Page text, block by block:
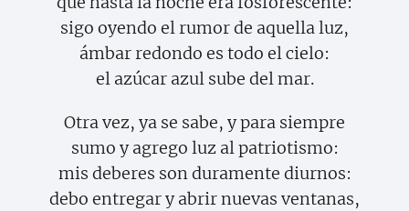
sigo oyendo el rumor de aquella luz,
ámbar redondo es todo el cielo:
el azúcar azul sube del mar.
Otra vez, ya se sabe, y para siempre
sumo y agrego luz al patriotismo:
mis deberes son duramente diurnos:
debo entregar y abrir nuevas ventanas,